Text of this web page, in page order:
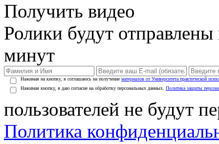
Получить видео
Ролики будут
минут
Нажимая на кнопку, я соглашаюсь на получение материалов от Университета практической
Нажимая кнопку, я даю согласие на обработку персональных данных. Политика защиты
пользователей не будут
Политика